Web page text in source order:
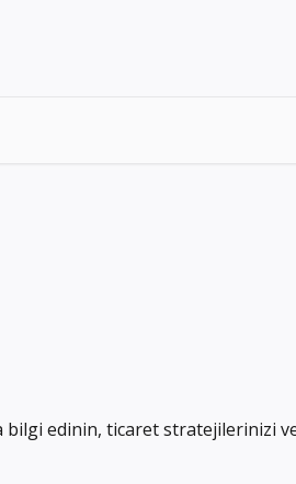
bilgi edinin, ticaret stratejilerinizi